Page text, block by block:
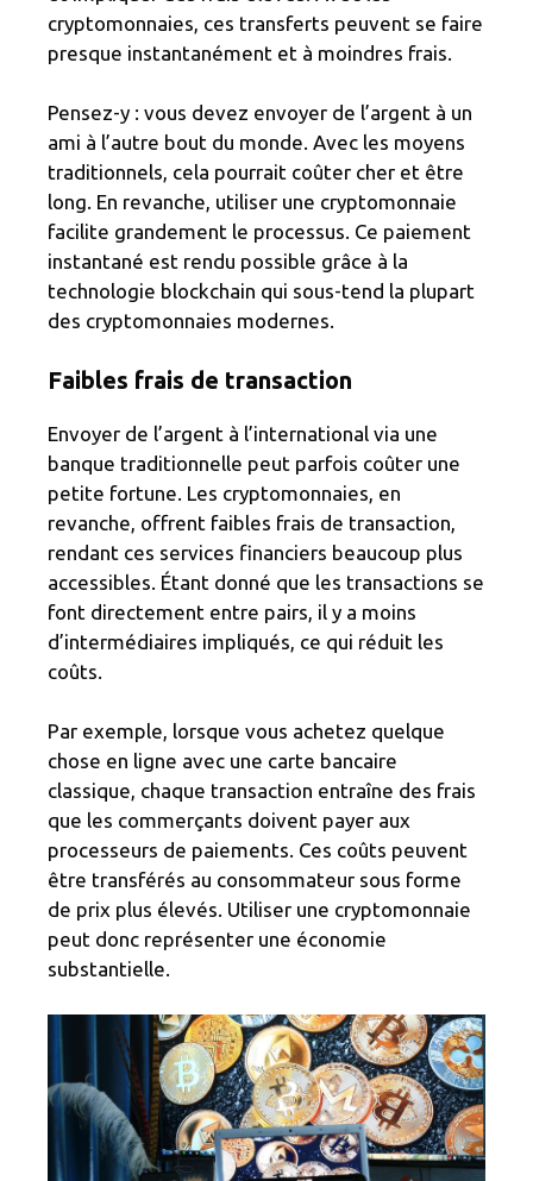
cryptomonnaies, ces transferts peuvent se faire
presque instantanément et à moindres frais.
Pensez-y : vous devez envoyer de l’argent à un
ami à l’autre bout du monde. Avec les moyens
traditionnels, cela pourrait coûter cher et être
long. En revanche, utiliser une cryptomonnaie
facilite grandement le processus. Ce paiement
instantané est rendu possible grâce à la
technologie blockchain qui sous-tend la plupart
des cryptomonnaies modernes.
Faibles frais de transaction
Envoyer de l’argent à l’international via une
banque traditionnelle peut parfois coûter une
petite fortune. Les cryptomonnaies, en
revanche, offrent faibles frais de transaction,
rendant ces services financiers beaucoup plus
accessibles. Étant donné que les transactions se
font directement entre pairs, il y a moins
d’intermédiaires impliqués, ce qui réduit les
coûts.
Par exemple, lorsque vous achetez quelque
chose en ligne avec une carte bancaire
classique, chaque transaction entraîne des frais
que les commerçants doivent payer aux
processeurs de paiements. Ces coûts peuvent
être transférés au consommateur sous forme
de prix plus élevés. Utiliser une cryptomonnaie
peut donc représenter une économie
substantielle.